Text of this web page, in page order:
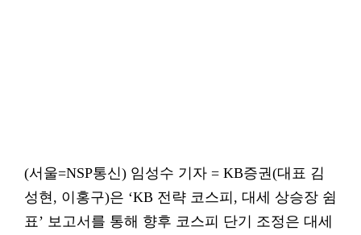
(서울=NSP통신) 임성수 기자 = KB증권(대표 김
성현, 이홍구)은 ‘KB 전략 코스피, 대세 상승장 쉼
표’ 보고서를 통해 향후 코스피 단기 조정은 대세